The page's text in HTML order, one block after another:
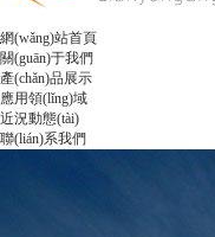
網(wǎng)站首頁
關(guān)于我們
產(chǎn)品展示
應用領(lǐng)域
近況動態(tài)
聯(lián)系我們